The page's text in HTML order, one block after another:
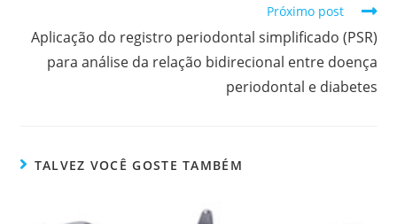
Próximo post
Aplicação do registro periodontal simplificado (PSR)
para análise da relação bidirecional entre doença
periodontal e diabetes
TALVEZ VOCÊ GOSTE TAMBÉM